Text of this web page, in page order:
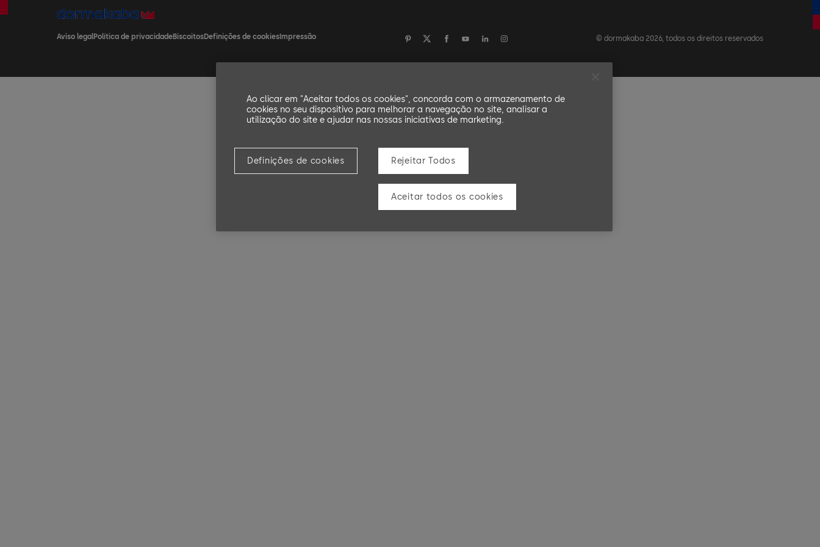
Aviso legalPolítica de privacidadeBiscoitosDefinições de cookiesImpressão © dormakaba 2026, todos os direitos reservados
Ao clicar em "Aceitar todos os cookies", concorda com o armazenamento de
cookies no seu dispositivo para melhorar a navegação no site, analisar a
utilização do site e ajudar nas nossas iniciativas de marketing.
Definições de cookies Rejeitar Todos
Aceitar todos os cookies